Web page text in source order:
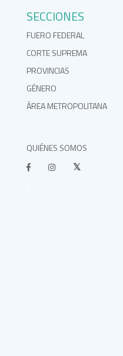
SECCIONES
FUERO FEDERAL
CORTE SUPREMA
PROVINCIAS
GÉNERO
ÁREA METROPOLITANA
QUIÉNES SOMOS